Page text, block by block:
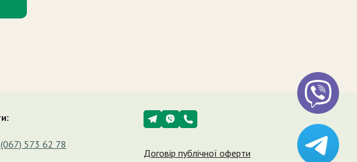
573 62 78
Договір публічної оферти